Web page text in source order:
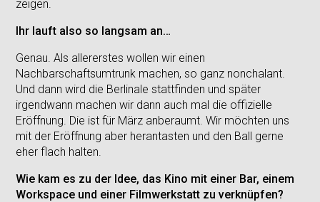
zeigen.
Ihr lauft also so langsam an…
Genau. Als allererstes wollen wir einen
Nachbarschaftsumtrunk machen, so ganz nonchalant.
Und dann wird die Berlinale stattfinden und später
irgendwann machen wir dann auch mal die offizielle
Eröffnung. Die ist für März anberaumt. Wir möchten uns
mit der Eröffnung aber herantasten und den Ball gerne
eher flach halten.
Wie kam es zu der Idee, das Kino mit einer Bar, einem
Workspace und einer Filmwerkstatt zu verknüpfen?